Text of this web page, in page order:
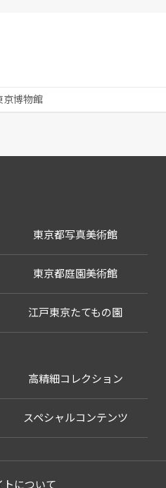
京博物館
江戸東京たてもの園
東京都写真美術館
東京都庭園美術館
高精細コレクション
スペシャルコンテンツ
トについて